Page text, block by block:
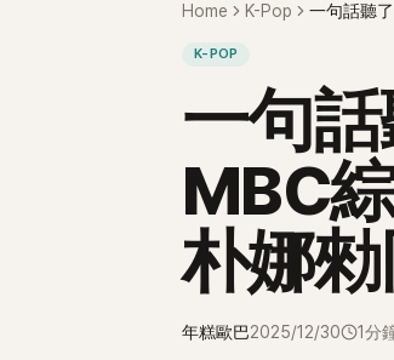
Home K-Pop
K-POP
一句
MBC
朴娜
年糕歐巴2025/12/30 1分